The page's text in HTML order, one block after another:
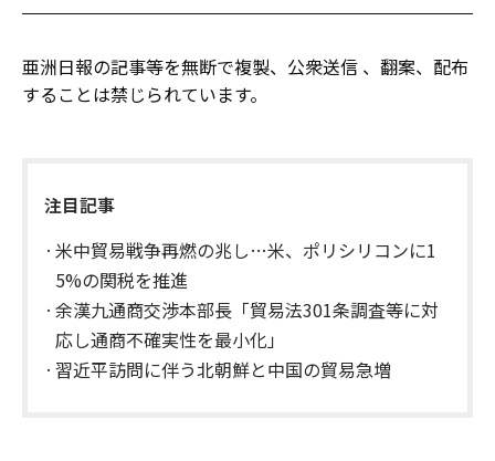
亜洲日報の記事等を無断で複製、公衆送信 、翻案、配布
することは禁じられています。
注目記事
米中貿易戦争再燃の兆し…米、ポリシリコンに1
5%の関税を推進
余漢九通商交渉本部長「貿易法301条調査等に対
応し通商不確実性を最小化」
習近平訪問に伴う北朝鮮と中国の貿易急増